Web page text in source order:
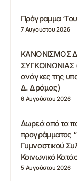
Πρόγραμμα
7 Αυγούστου 2026
ΚΑΝΟΝΙΣΜΟΣ
ΣΥΓΚΟΙΝΩΝΙΑΣ
ανάγκες της
Δ. Δράμας)
6 Αυγούστου 2026
Δωρεά από τα
προγράμματος
Γυμναστικού
Κοινωνικό
5 Αυγούστου 2026